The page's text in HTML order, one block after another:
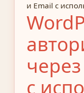
и Email с
с